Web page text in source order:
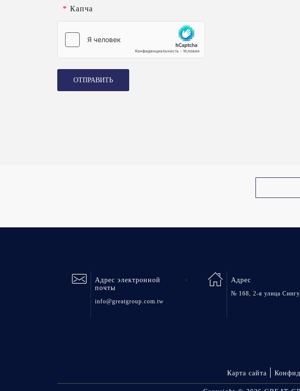
* Капча
ОТПРАВИТЬ
Адрес электронной
почты
info@greatgroup.com.tw
Адрес
№ 168, 2-я улица
Карта сайта